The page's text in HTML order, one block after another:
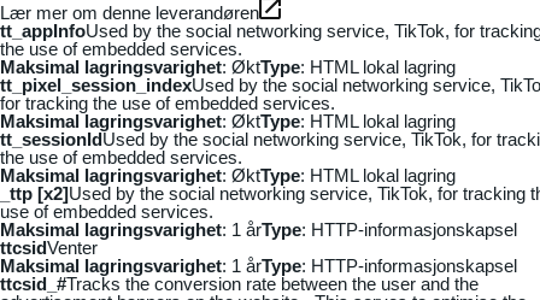
Lær mer om denne leverandøren
tt_appInfoUsed by the social networking service, TikTok, for
the use of embedded services.
Maksimal lagringsvarighet: ØktType: HTML lokal lagring
tt_pixel_session_indexUsed by the social networking service,
for tracking the use of embedded services.
Maksimal lagringsvarighet: ØktType: HTML lokal lagring
tt_sessionIdUsed by the social networking service, TikTok, for
the use of embedded services.
Maksimal lagringsvarighet: ØktType: HTML lokal lagring
_ttp [x2]Used by the social networking service, TikTok, for tracking
use of embedded services.
Maksimal lagringsvarighet: 1 årType: HTTP-informasjonskapsel
ttcsidVenter
Maksimal lagringsvarighet: 1 årType: HTTP-informasjonskapsel
ttcsid_#Tracks the conversion rate between the user and the